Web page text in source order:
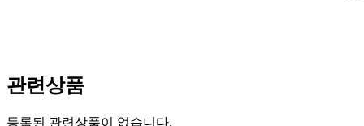
관련상품
등록된 관련상품이 없습니다.